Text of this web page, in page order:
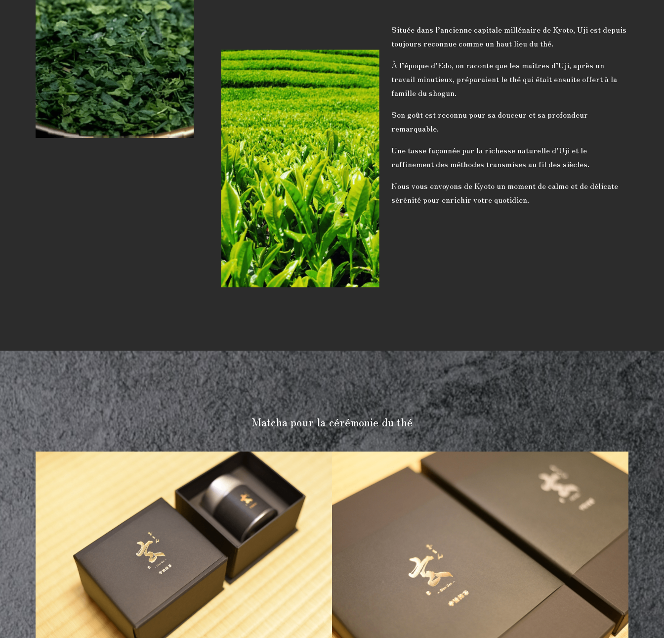
Située dans l’ancienne capitale millénaire de Kyoto, Uji est depuis
toujours reconnue comme un haut lieu du thé.
À l’époque d’Edo, on raconte que les maîtres d’Uji, après un
travail minutieux, préparaient le thé qui était ensuite offert à la
famille du shogun.
Son goût est reconnu pour sa douceur et sa profondeur
remarquable.
Une tasse façonnée par la richesse naturelle d’Uji et le
raffinement des méthodes transmises au fil des siècles.
Nous vous envoyons de Kyoto un moment de calme et de délicate
sérénité pour enrichir votre quotidien.
Matcha pour la cérémonie du thé